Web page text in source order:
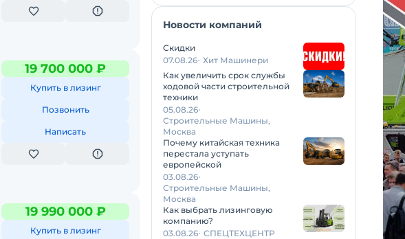
19 700 000 ₽
Купить в лизинг
Позвонить
Написать
19 990 000 ₽
Купить в лизинг
Новости компаний
Скидки
07.08.26 Хит Машинери
Как увеличить срок службы
ходовой части строительной
техники
05.08.26
Строительные Машины,
Москва
Почему китайская техника
перестала уступать
европейской
03.08.26
Строительные Машины,
Москва
Как выбрать лизинговую
компанию?
03.08.26 СПЕЦТЕХЦЕНТР